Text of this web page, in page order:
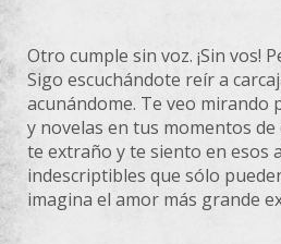
Otro cumple sin voz. ¡Sin vos!
Sigo escuchándote reír a
acunándome. Te veo mirando
y novelas en tus momentos de
te extraño y te siento en esos
indescriptibles que sólo
imagina el amor más grande